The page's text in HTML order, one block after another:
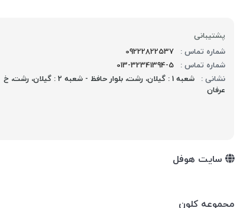
موجود
پشتیبانی
شماره تماس : 09222822537
شماره تماس : 013-32341394-5
نشانی :
شعبه 1 : گیلان، رشت، بلوار حافظ - شعبه 2 : گیلان، رشت، خ
عرفان
سایت هوفل
مجموعه کلون